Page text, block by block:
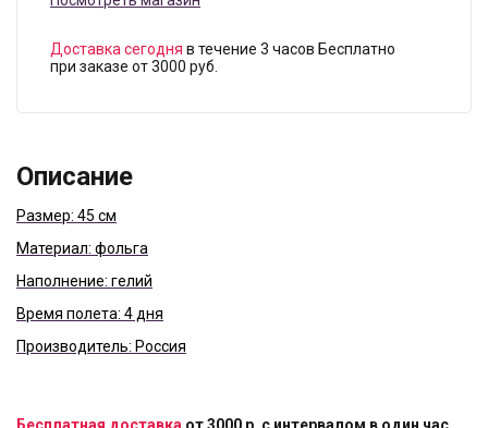
Доставка сегодня в течение 3 часов Бесплатно
при заказе от 3000 руб.
Описание
Размер: 45 см
Материал: фольга
Наполнение: гелий
Время полета: 4 дня
Производитель: Россия